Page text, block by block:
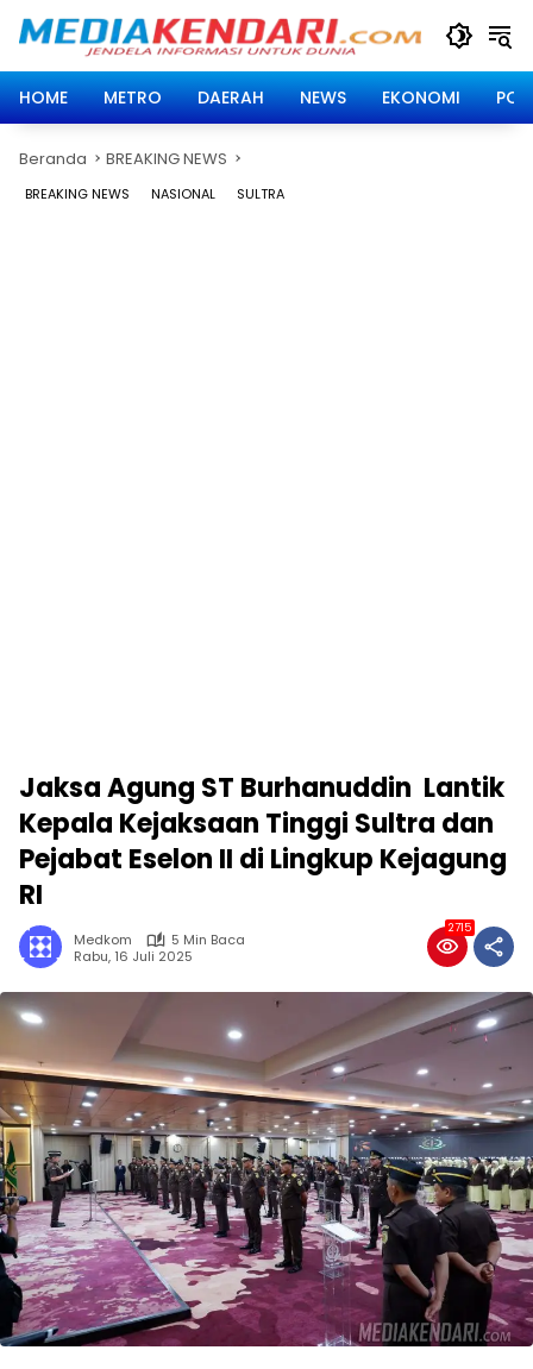
HOME
METRO DAERAH NEWS EKONOMI
Beranda BREAKING NEWS
BREAKING NEWS NASIONAL SULTRA
Jaksa Agung ST Burhanuddin Lantik
Kepala Kejaksaan Tinggi Sultra dan
Pejabat Eselon II di Lingkup Kejagung
RI
Medkom
5 Min Baca
Rabu, 16 Juli 2025
2715